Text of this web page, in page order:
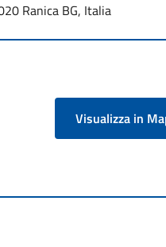
Ranica BG, Italia
Visualizza in